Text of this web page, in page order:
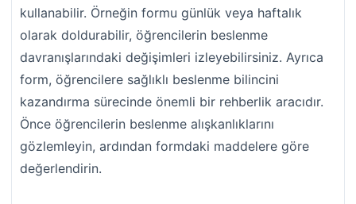
kullanabilir. Örneğin formu günlük veya haftalık
olarak doldurabilir, öğrencilerin beslenme
davranışlarındaki değişimleri izleyebilirsiniz. Ayrıca
form, öğrencilere sağlıklı beslenme bilincini
kazandırma sürecinde önemli bir rehberlik aracıdır.
Önce öğrencilerin beslenme alışkanlıklarını
gözlemleyin, ardından formdaki maddelere göre
değerlendirin.